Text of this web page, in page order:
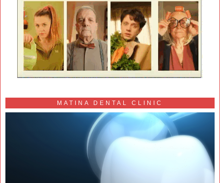
MATINA DENTAL CLINIC